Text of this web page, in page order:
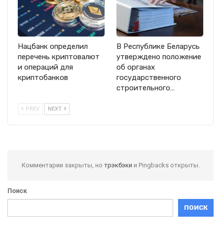
Нацбанк определил
перечень криптовалют
и операций для
криптобанков
В Республике Беларусь
утверждено положение
об органах
государственного
строительного…
PREV NEXT
Комментарии закрыты, но трэкбэки и Pingbacks открыты.
Поиск
ПОИСК